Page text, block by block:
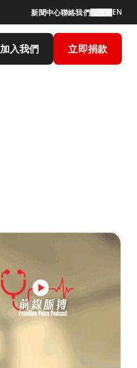
新聞中心聯絡我們 EN
加入我們 立即捐款